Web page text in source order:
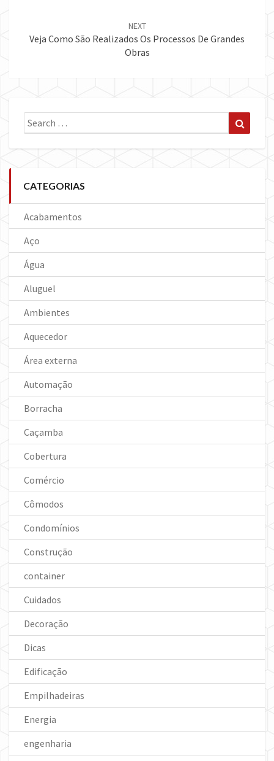
NEXT
Veja Como São Realizados Os Processos De Grandes
Obras
Search
for:
CATEGORIAS
Acabamentos
Aço
Água
Aluguel
Ambientes
Aquecedor
Área externa
Automação
Borracha
Caçamba
Cobertura
Comércio
Cômodos
Condomínios
Construção
container
Cuidados
Decoração
Dicas
Edificação
Empilhadeiras
Energia
engenharia